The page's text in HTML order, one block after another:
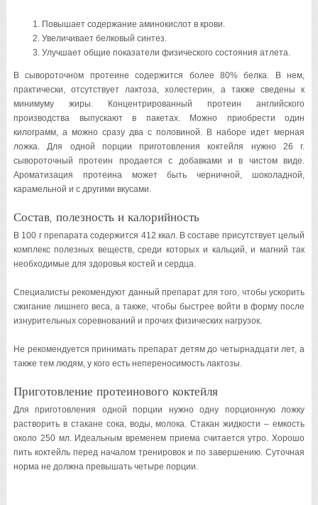
Повышает содержание аминокислот в крови.
Увеличивает белковый синтез.
Улучшает общие показатели физического состояния атлета.
В сывороточном протеине содержится более 80% белка. В нем,
практически, отсутствует лактоза, холестерин, а также сведены к
минимуму жиры. Концентрированный протеин английского
производства выпускают в пакетах. Можно приобрести один
килограмм, а можно сразу два с половиной. В наборе идет мерная
ложка. Для одной порции приготовления коктейля нужно 26 г.
сывороточный протеин продается с добавками и в чистом виде.
Ароматизация протеина может быть черничной, шоколадной,
карамельной и с другими вкусами.
Состав, полезность и калорийность
В 100 г препарата содержится 412 ккал. В составе присутствует целый
комплекс полезных веществ, среди которых и кальций, и магний так
необходимые для здоровья костей и сердца.
Специалисты рекомендуют данный препарат для того, чтобы ускорить
сжигание лишнего веса, а также, чтобы быстрее войти в форму после
изнурительных соревнований и прочих физических нагрузок.
Не рекомендуется принимать препарат детям до четырнадцати лет, а
также тем людям, у кого есть непереносимость лактозы.
Приготовление протеинового коктейля
Для приготовления одной порции нужно одну порционную ложку
растворить в стакане сока, воды, молока. Стакан жидкости – емкость
около 250 мл. Идеальным временем приема считается утро. Хорошо
пить коктейль перед началом тренировок и по завершению. Суточная
норма не должна превышать четыре порции.